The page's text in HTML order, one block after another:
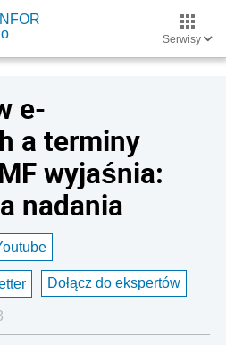
Serwisy
e-
a terminy
wyjaśnia:
nadania
Dołącz do ekspertów